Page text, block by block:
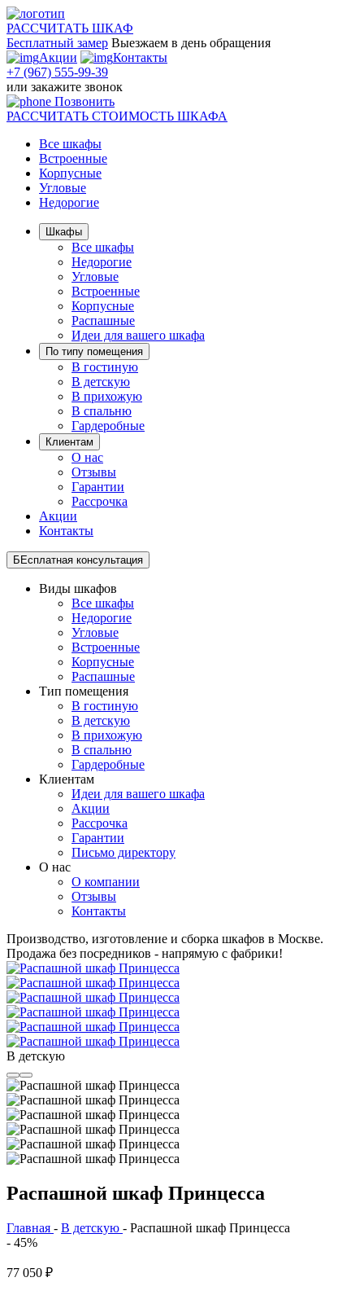
РАССЧИТАТЬ ШКАФ
Бесплатный замер Выезжаем в день обращения
Акции
Контакты
+7 (967) 555-99-39
или закажите звонок
Позвонить
РАССЧИТАТЬ СТОИМОСТЬ ШКАФА
Все шкафы
Встроенные
Корпусные
Угловые
Недорогие
Шкафы
Все шкафы
Недорогие
Угловые
Встроенные
Корпусные
Распашные
Идеи для вашего шкафа
По типу помещения
В гостиную
В детскую
В прихожую
В спальню
Гардеробные
Клиентам
О нас
Отзывы
Гарантии
Рассрочка
Акции
Контакты
БЕсплатная консультация
Виды шкафов
Все шкафы
Недорогие
Угловые
Встроенные
Корпусные
Распашные
Тип помещения
В гостиную
В детскую
В прихожую
В спальню
Гардеробные
Клиентам
Идеи для вашего шкафа
Акции
Рассрочка
Гарантии
Письмо директору
О нас
О компании
Отзывы
Контакты
Производство, изготовление и сборка шкафов в Москве.
Продажа без посредников - напрямую с фабрики!
В детскую
Распашной шкаф Принцесса
Главная - В детскую - Распашной шкаф Принцесса
- 45%
77 050 ₽